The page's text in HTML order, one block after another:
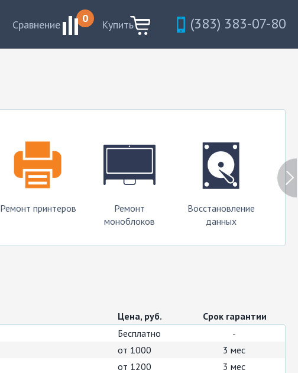
Сравнение 0 Купить (383) 383-07-80
Ремонт принтеров
Ремонт
моноблоков
Восстановление
данных
Цена, руб.
Срок гарантии
Бесплатно
-
от 1000
3 мес
от 1200
3 мес